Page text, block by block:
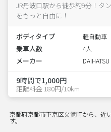
JR丹波口駅から徒歩約9分！タ
をもっと自由に！
ボディタイプ 軽自動車
乗車人数 4人
メーカー
9時間で1,000円
距離料金 180円/10km
京都府京都市下京区文覚町から、近
す。